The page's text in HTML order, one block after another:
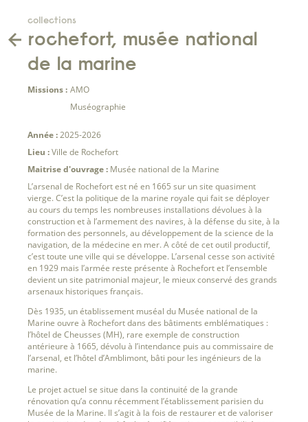
collections
rochefort, musée national
de la marine
Missions : AMO
Muséographie
Année :2025-2026
Lieu :Ville de Rochefort
Maitrise d'ouvrage : Musée national de la Marine
L’arsenal de Rochefort est né en 1665 sur un site quasiment
vierge. C’est la politique de la marine royale qui fait se déployer
au cours du temps les nombreuses installations dévolues à la
construction et à l’armement des navires, à la défense du site, à la
formation des personnels, au développement de la science de la
navigation, de la médecine en mer. A côté de cet outil productif,
c’est toute une ville qui se développe. L’arsenal cesse son activité
en 1929 mais l’armée reste présente à Rochefort et l’ensemble
devient un site patrimonial majeur, le mieux conservé des grands
arsenaux historiques français.
Dès 1935, un établissement muséal du Musée national de la
Marine ouvre à Rochefort dans des bâtiments emblématiques :
l’hôtel de Cheusses (MH), rare exemple de construction
antérieure à 1665, dévolu à l’intendance puis au commissaire de
l’arsenal, et l’hôtel d’Amblimont, bâti pour les ingénieurs de la
marine.
Le projet actuel se situe dans la continuité de la grande
rénovation qu’a connu récemment l’établissement parisien du
Musée de la Marine. Il s’agit à la fois de restaurer et de valoriser